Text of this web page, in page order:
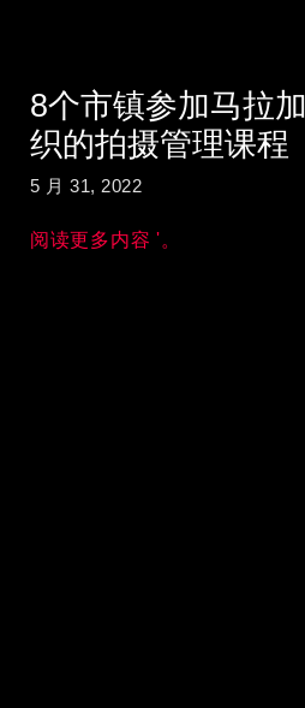
8个市镇参加马拉
织的拍摄管理课程
5 月 31, 2022
阅读更多内容 '。